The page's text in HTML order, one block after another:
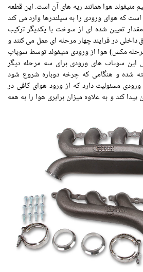
منیفولد هوا همانند ریه های آن است. این قطعه
که هوای ورودی را به سیلندرها وارد می کند
تعیین شده ای از سوخت با یکدیگر ترکیب
داخلی در فرایند چهار مرحله ای عمل می کنند و
مکش) هوا از ورودی منیفولد توسط سوپاپ
سوپاپ های ورودی برای سه مرحله دیگر
شده و هنگامی که چرخه دوباره شروع شود
ورودی مسئولیت دارد که از ورود هوای کافی در
کند و به علاوه میزان برابری هوا را به همه